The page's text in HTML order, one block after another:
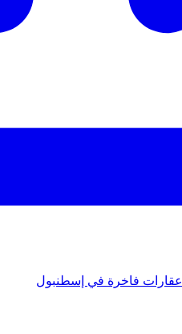
عقارات فاخرة في إسطنبول